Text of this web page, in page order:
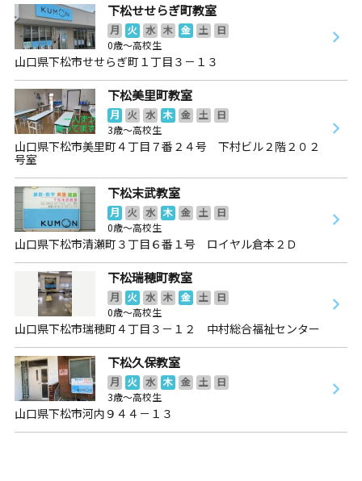
下松せせらぎ町教室
月 火 水 木 金 土
日
0歳～高校生
山口県下松市せせらぎ町１丁目３－１３
下松美里町教室
月 火 水 木 金 土
日
3歳～高校生
山口県下松市美里町４丁目７番２４号 下村ビル２階２０２
号室
下松末武教室
月 火 水 木 金 土
日
0歳～高校生
山口県下松市清瀬町３丁目６番１号 ロイヤル倉本２Ｄ
下松瑞穂町教室
月 火 水 木 金 土
日
0歳～高校生
山口県下松市瑞穂町４丁目３－１２ 中村総合福祉センター
下松久保教室
月 火 水 木 金 土
日
3歳～高校生
山口県下松市河内９４４－１３